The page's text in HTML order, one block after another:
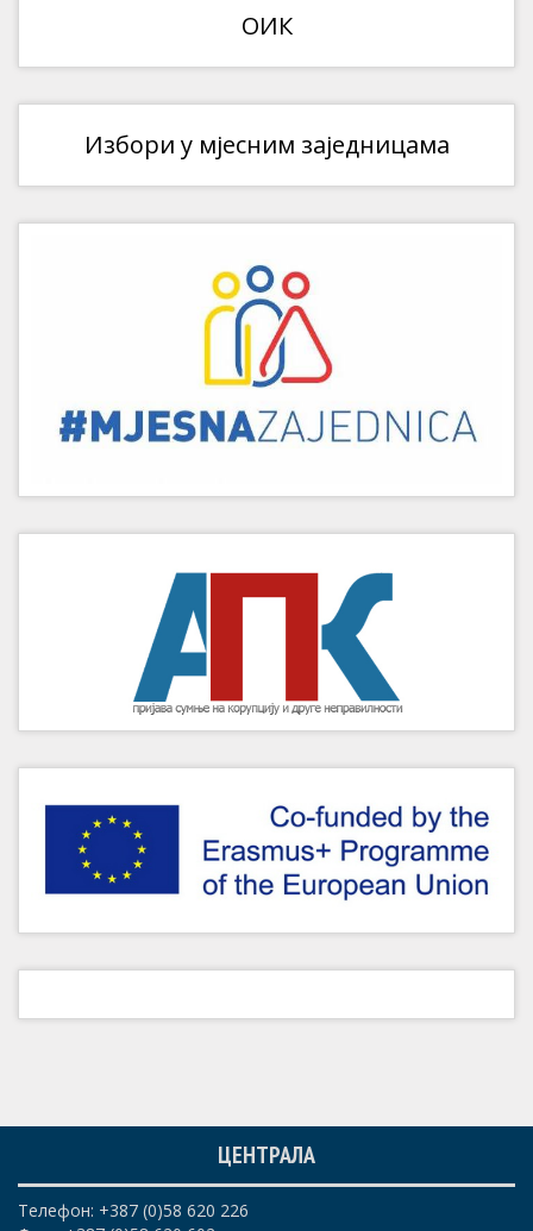
ОИК
Избори у мјесним заједницама
ЦЕНТРАЛА
Телефон: +387 (0)58 620 226